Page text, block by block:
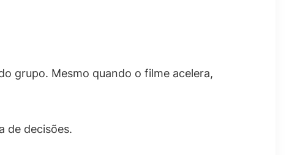
grupo. Mesmo quando o filme acelera,
de decisões.